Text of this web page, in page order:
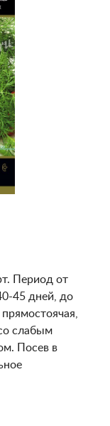
Период от
45 дней, до
слабым
Посев в